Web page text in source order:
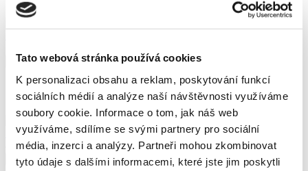
Tato webová stránka používá cookies
K personalizaci obsahu a reklam, poskytování funkcí
sociálních médií a analýze naší návštěvnosti využíváme
soubory cookie. Informace o tom, jak náš web
využíváme, sdílíme se svými partnery pro sociální
média, inzerci a analýzy. Partneři mohou zkombinovat
tyto údaje s dalšími informacemi, které jste jim poskytli
Koupit
Skladem
Sešívač Novus B4FC, černý
495 Kč 598,95 Kč vč. DPH
Koupit